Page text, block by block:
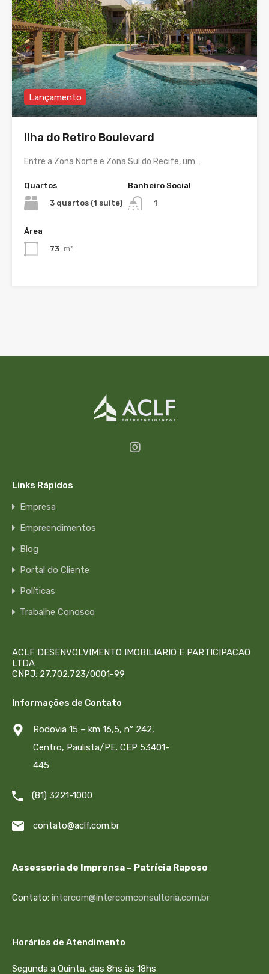
Lançamento
Ilha do Retiro Boulevard
Entre a Zona Norte e Zona Sul do Recife, um…
Quartos
3 quartos (1 suíte)
Banheiro Social
1
Área
73 m²
Links Rápidos
Empresa
Empreendimentos
Blog
Portal do Cliente
Políticas
Trabalhe Conosco
ACLF DESENVOLVIMENTO IMOBILIARIO E PARTICIPACAO
LTDA
CNPJ: 27.702.723/0001-99
Informações de Contato
Rodovia 15 – km 16,5, nº 242,
Centro, Paulista/PE. CEP 53401-
445
(81) 3221-1000
contato@aclf.com.br
Assessoria de Imprensa – Patrícia Raposo
Contato: intercom@intercomconsultoria.com.br
Horários de Atendimento
Segunda a Quinta, das 8hs às 18hs